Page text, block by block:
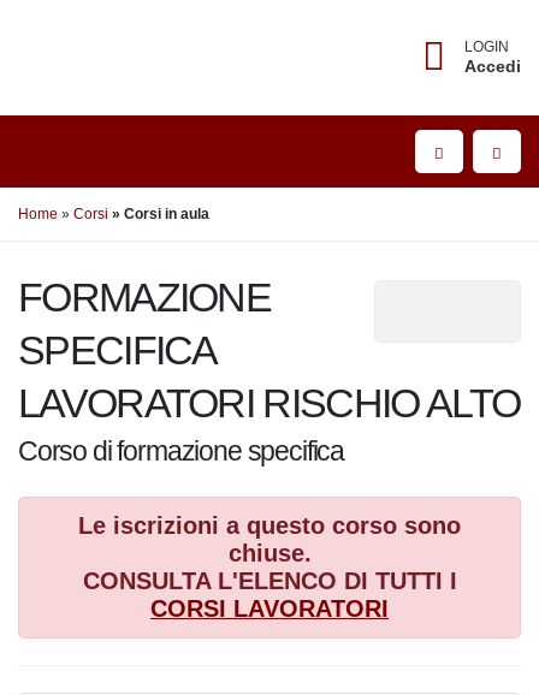
LOGIN
Accedi
Home Corsi Corsi in aula
FORMAZIONE
SPECIFICA
LAVORATORI RISCHIO ALTO
Corso di formazione specifica
Le iscrizioni a questo corso sono
chiuse.
CONSULTA L'ELENCO DI TUTTI I
CORSI LAVORATORI